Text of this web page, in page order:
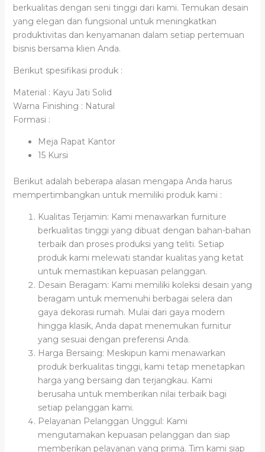
berkualitas dengan seni tinggi dari kami. Temukan desain
yang elegan dan fungsional untuk meningkatkan
produktivitas dan kenyamanan dalam setiap pertemuan
bisnis bersama klien Anda.
Berikut spesifikasi produk :
Material : Kayu Jati Solid
Warna Finishing : Natural
Formasi :
Meja Rapat Kantor
15 Kursi
Berikut adalah beberapa alasan mengapa Anda harus
mempertimbangkan untuk memiliki produk kami :
Kualitas Terjamin: Kami menawarkan furniture
berkualitas tinggi yang dibuat dengan bahan-bahan
terbaik dan proses produksi yang teliti. Setiap
produk kami melewati standar kualitas yang ketat
untuk memastikan kepuasan pelanggan.
Desain Beragam: Kami memiliki koleksi desain yang
beragam untuk memenuhi berbagai selera dan
gaya dekorasi rumah. Mulai dari gaya modern
hingga klasik, Anda dapat menemukan furnitur
yang sesuai dengan preferensi Anda.
Harga Bersaing: Meskipun kami menawarkan
produk berkualitas tinggi, kami tetap menetapkan
harga yang bersaing dan terjangkau. Kami
berusaha untuk memberikan nilai terbaik bagi
setiap pelanggan kami.
Pelayanan Pelanggan Unggul: Kami
mengutamakan kepuasan pelanggan dan siap
memberikan pelayanan yang prima. Tim kami siap